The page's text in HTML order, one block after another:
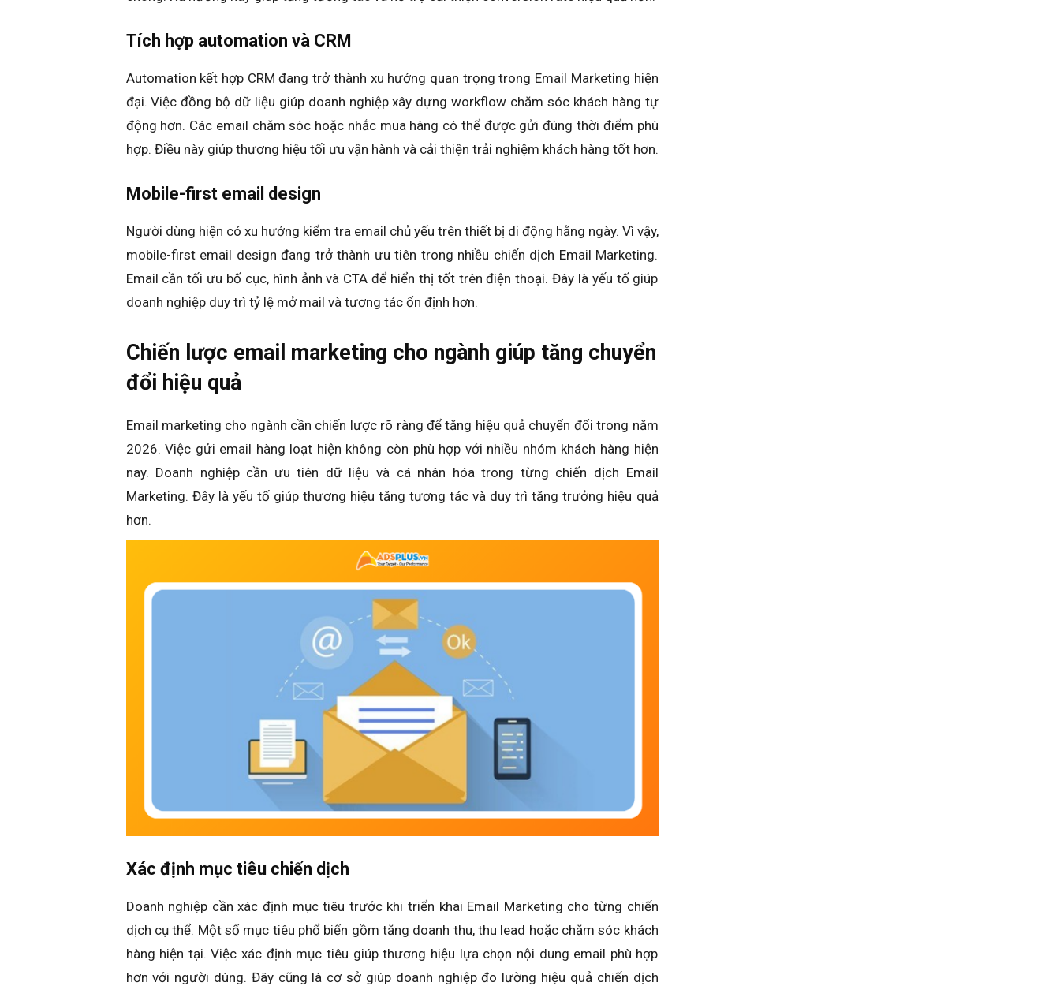
Tích hợp automation và CRM
Automation kết hợp CRM đang trở thành xu hướng quan trọng trong Email Marketing hiện
đại. Việc đồng bộ dữ liệu giúp doanh nghiệp xây dựng workflow chăm sóc khách hàng tự
động hơn. Các email chăm sóc hoặc nhắc mua hàng có thể được gửi đúng thời điểm phù
hợp. Điều này giúp thương hiệu tối ưu vận hành và cải thiện trải nghiệm khách hàng tốt hơn.
Mobile-first email design
Người dùng hiện có xu hướng kiểm tra email chủ yếu trên thiết bị di động hằng ngày. Vì vậy,
mobile-first email design đang trở thành ưu tiên trong nhiều chiến dịch Email Marketing.
Email cần tối ưu bố cục, hình ảnh và CTA để hiển thị tốt trên điện thoại. Đây là yếu tố giúp
doanh nghiệp duy trì tỷ lệ mở mail và tương tác ổn định hơn.
Chiến lược email marketing cho ngành giúp tăng chuyển
đổi hiệu quả
Email marketing cho ngành cần chiến lược rõ ràng để tăng hiệu quả chuyển đổi trong năm
2026. Việc gửi email hàng loạt hiện không còn phù hợp với nhiều nhóm khách hàng hiện
nay. Doanh nghiệp cần ưu tiên dữ liệu và cá nhân hóa trong từng chiến dịch Email
Marketing. Đây là yếu tố giúp thương hiệu tăng tương tác và duy trì tăng trưởng hiệu quả
hơn.
Xác định mục tiêu chiến dịch
Doanh nghiệp cần xác định mục tiêu trước khi triển khai Email Marketing cho từng chiến
dịch cụ thể. Một số mục tiêu phổ biến gồm tăng doanh thu, thu lead hoặc chăm sóc khách
hàng hiện tại. Việc xác định mục tiêu giúp thương hiệu lựa chọn nội dung email phù hợp
hơn với người dùng. Đây cũng là cơ sở giúp doanh nghiệp đo lường hiệu quả chiến dịch